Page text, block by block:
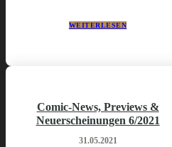
WEITERLESEN
Comic-News, Previews &
Neuerscheinungen 6/2021
31.05.2021